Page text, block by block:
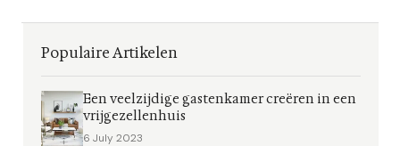
Populaire Artikelen
Een veelzijdige gastenkamer creëren in een
vrijgezellenhuis
6 July 2023